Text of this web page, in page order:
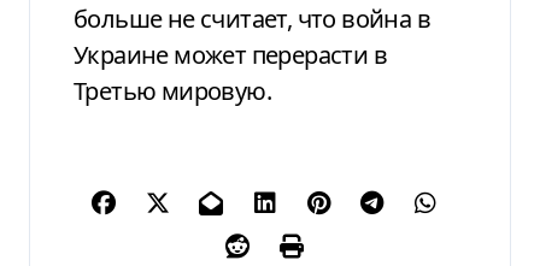
больше не считает, что война в
Украине может перерасти в
Третью мировую.